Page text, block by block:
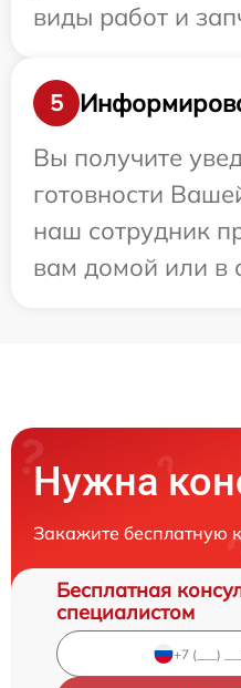
виды работ и
5
Вы получите
готовности
наш сотрудник
вам домой или в
Нужна
Закажите бесплатную
Бесплатная
специалистом